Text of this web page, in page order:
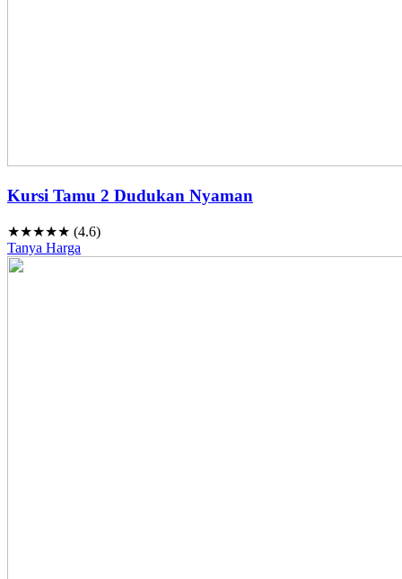
Kursi Tamu 2 Dudukan Nyaman
★★★★★ (4.6)
Tanya Harga